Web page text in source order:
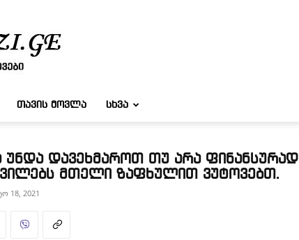
ᲗᲐᲕᲘᲡ ᲛᲝᲕᲚᲐ ᲡᲮᲕᲐ
უნდა დავეხმაროთ თუ არა ფინანსურად
მთელი ზაფხულით ვუტოვებთ.
18, 2021